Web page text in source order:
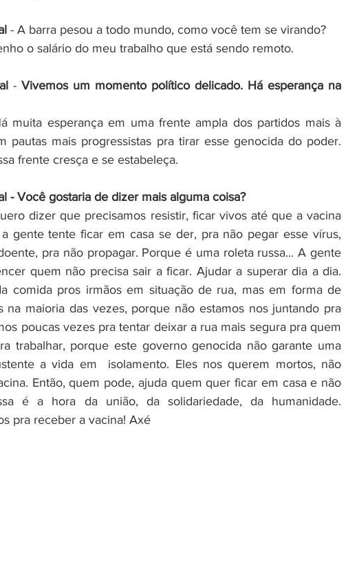
- A barra pesou a todo mundo, como você tem se virando?
o salário do meu trabalho que está sendo remoto.
- Vivemos um momento político delicado. Há esperança na
muita esperança em uma frente ampla dos partidos mais à
pautas mais progressistas pra tirar esse genocida do poder.
frente cresça e se estabeleça.
- Você gostaria de dizer mais alguma coisa?
dizer que precisamos resistir, ficar vivos até que a vacina
gente tente ficar em casa se der, pra não pegar esse vírus,
pra não propagar. Porque é uma roleta russa... A gente
quem não precisa sair a ficar. Ajudar a superar dia a dia.
comida pros irmãos em situação de rua, mas em forma de
na maioria das vezes, porque não estamos nos juntando pra
poucas vezes pra tentar deixar a rua mais segura pra quem
trabalhar, porque este governo genocida não garante uma
a vida em  isolamento. Eles nos querem mortos, não
Então, quem pode, ajuda quem quer ficar em casa e não
é a hora da união, da solidariedade, da humanidade.
pra receber a vacina! Axé